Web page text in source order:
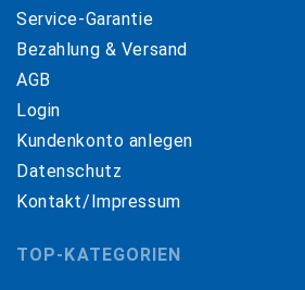
Service-Garantie
Bezahlung & Versand
AGB
Login
Kundenkonto anlegen
Datenschutz
Kontakt/Impressum
TOP-KATEGORIEN